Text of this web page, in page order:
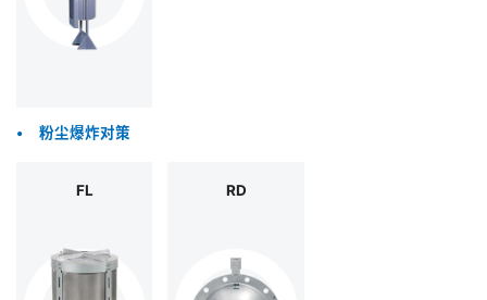
• 粉尘爆炸对策
FL RD